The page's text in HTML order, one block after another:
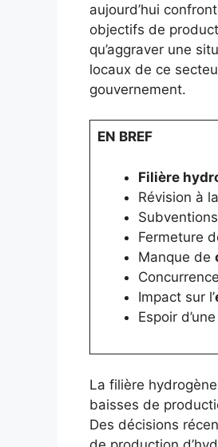
aujourd’hui
objectifs de
qu’aggraver une
locaux de ce
gouvernement.
EN BREF
Filière
Révision à la
Fermeture
Manque de
Impact sur l’
Espoir d’une
La filière
baisses de
Des décisions